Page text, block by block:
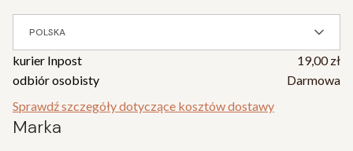
POLSKA
kurier Inpost
19,00 zł
odbiór osobisty
Darmowa
Sprawdź szczegóły dotyczące kosztów dostawy
Marka